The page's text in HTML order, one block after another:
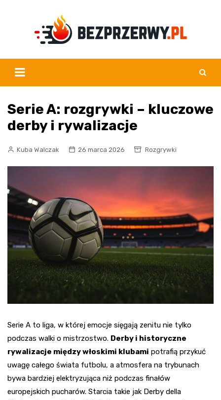
Serie A: rozgrywki – kluczowe
derby i rywalizacje
Kuba Walczak 26 marca 2026 Rozgrywki
Serie A to liga, w której emocje sięgają zenitu nie tylko
podczas walki o mistrzostwo. Derby i historyczne
rywalizacje między włoskimi klubami potrafią przykuć
uwagę całego świata futbolu, a atmosfera na trybunach
bywa bardziej elektryzująca niż podczas finałów
europejskich pucharów. Starcia takie jak Derby della